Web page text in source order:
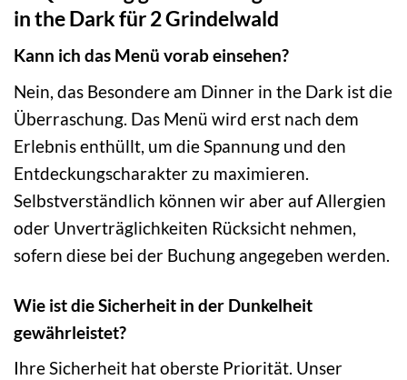
in the Dark für 2 Grindelwald
Kann ich das Menü vorab einsehen?
Nein, das Besondere am Dinner in the Dark ist die
Überraschung. Das Menü wird erst nach dem
Erlebnis enthüllt, um die Spannung und den
Entdeckungscharakter zu maximieren.
Selbstverständlich können wir aber auf Allergien
oder Unverträglichkeiten Rücksicht nehmen,
sofern diese bei der Buchung angegeben werden.
Wie ist die Sicherheit in der Dunkelheit
gewährleistet?
Ihre Sicherheit hat oberste Priorität. Unser